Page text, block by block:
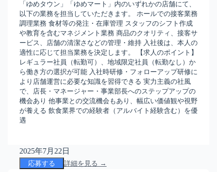
「ゆめタウン」「ゆめマート」内のいずれかの店舗にて、
以下の業務を担当していただきます。 ホールでの接客業務
調理業務 食材等の発注・在庫管理 スタッフのシフト作成
や教育を含むマネジメント業務 商品のクオリティ、接客サ
ービス、店舗の清潔さなどの管理・維持 入社後は、本人の
適性に応じて担当業務を決定します。 【求人のポイント】
レギュラー社員（転勤可）、地域限定社員（転勤なし）か
ら働き方の選択が可能 入社時研修・フォローアップ研修に
より店舗運営に必要な知識を習得できる 実力主義の社風
で、店長・マネージャー・事業部長へのステップアップの
機会あり 他事業との交流機会もあり、幅広い価値観や視野
が養える 飲食業界での経験者（アルバイト経験含む）を優
遇
2025年7月22日
応募する 詳細を見る →